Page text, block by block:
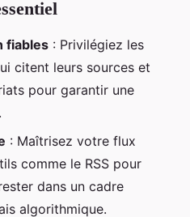
fiables : Privilégiez les
citent leurs sources et
pour garantir une
: Maîtrisez votre flux
comme le RSS pour
dans un cadre
algorithmique.